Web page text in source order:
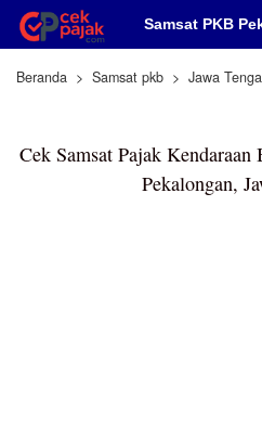
Samsat PKB
Beranda Samsat pkb Jawa
Cek Samsat Pajak
Pekalongan,